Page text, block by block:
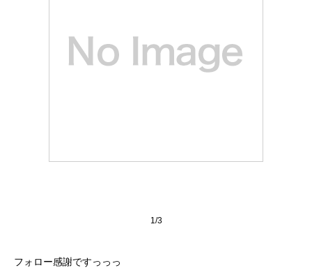
1/3
フォロー感謝ですっっっ